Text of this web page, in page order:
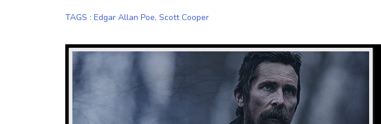
TAGS : Edgar Allan Poe, Scott Cooper